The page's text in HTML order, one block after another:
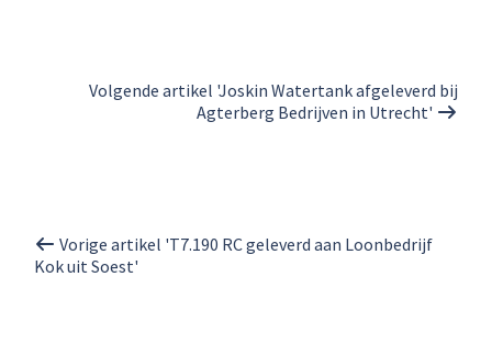
Volgende artikel 'Joskin Watertank afgeleverd bij
Agterberg Bedrijven in Utrecht'
Vorige artikel 'T7.190 RC geleverd aan Loonbedrijf
Kok uit Soest'